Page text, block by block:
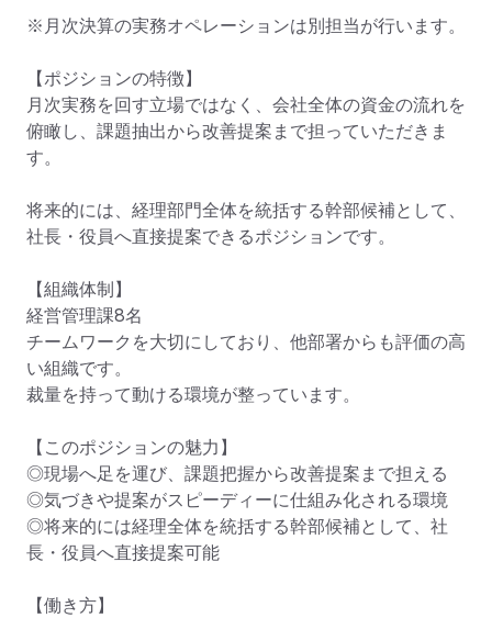
※月次決算の実務オペレーションは別担当が行います。
【ポジションの特徴】
月次実務を回す立場ではなく、会社全体の資金の流れを
俯瞰し、課題抽出から改善提案まで担っていただきま
す。
将来的には、経理部門全体を統括する幹部候補として、
社長・役員へ直接提案できるポジションです。
【組織体制】
経営管理課8名
チームワークを大切にしており、他部署からも評価の高
い組織です。
裁量を持って動ける環境が整っています。
【このポジションの魅力】
◎現場へ足を運び、課題把握から改善提案まで担える
◎気づきや提案がスピーディーに仕組み化される環境
◎将来的には経理全体を統括する幹部候補として、社
長・役員へ直接提案可能
【働き方】